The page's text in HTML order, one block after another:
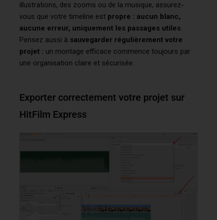
illustrations, des zooms ou de la musique, assurez-
vous que votre timeline est propre : aucun blanc,
aucune erreur, uniquement les passages utiles.
Pensez aussi à sauvegarder régulièrement votre
projet : un montage efficace commence toujours par
une organisation claire et sécurisée.
Exporter correctement votre projet sur
HitFilm Express